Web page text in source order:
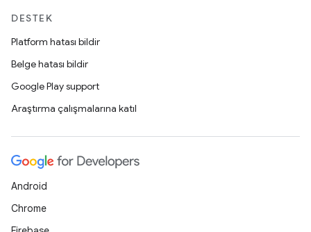
DESTEK
Platform hatası bildir
Belge hatası bildir
Google Play support
Araştırma çalışmalarına katıl
Android
Chrome